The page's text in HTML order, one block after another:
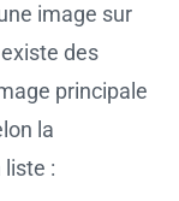
image sur
des
principale
la
: